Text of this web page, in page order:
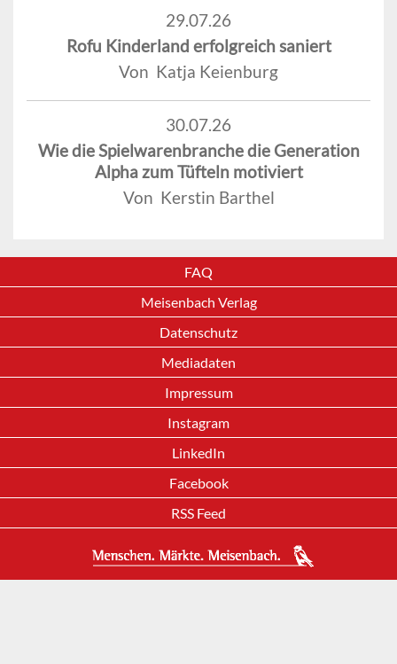
29.07.26
Rofu Kinderland erfolgreich saniert
Von Katja Keienburg
30.07.26
Wie die Spielwarenbranche die Generation
Alpha zum Tüfteln motiviert
Von Kerstin Barthel
FAQ
Meisenbach Verlag
Datenschutz
Mediadaten
Impressum
Instagram
LinkedIn
Facebook
RSS Feed